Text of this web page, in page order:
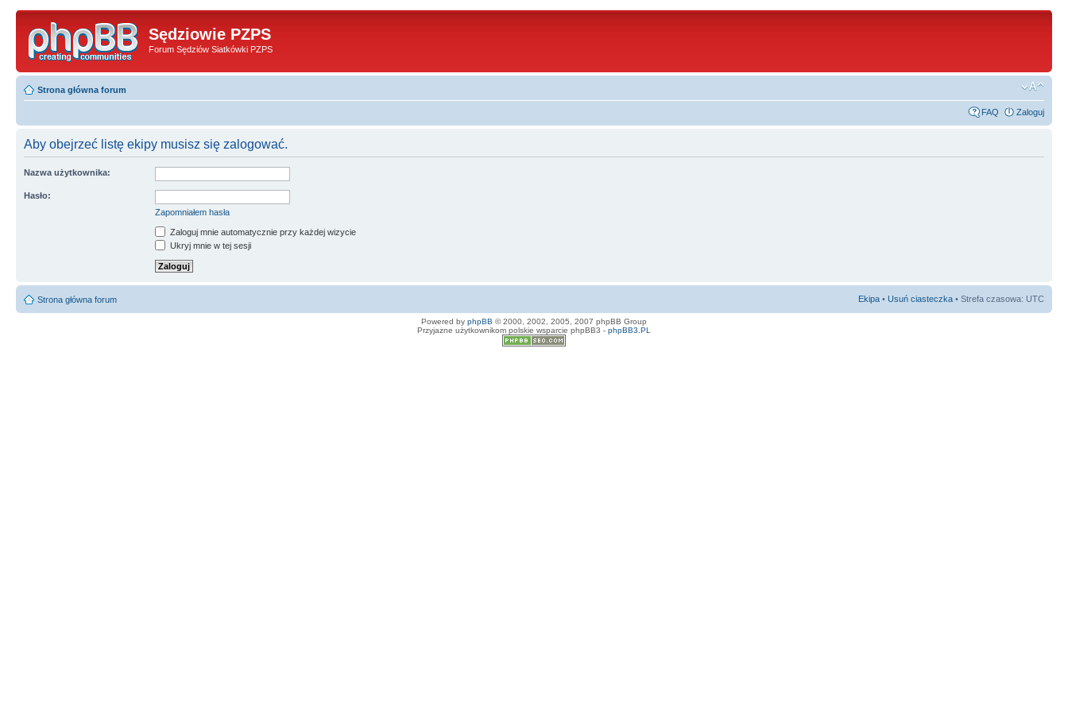
Sędziowie PZPS
Forum Sędziów Siatkówki PZPS
Strona główna forum
FAQ Zaloguj
Aby obejrzeć listę ekipy musisz się zalogować.
Nazwa użytkownika:
Hasło:
Zapomniałem hasła
Zaloguj mnie automatycznie przy każdej wizycie
Ukryj mnie w tej sesji
Strona główna forum Ekipa • Usuń ciasteczka • Strefa czasowa: UTC
Powered by phpBB © 2000, 2002, 2005, 2007 phpBB Group
Przyjazne użytkownikom polskie wsparcie phpBB3 - phpBB3.PL